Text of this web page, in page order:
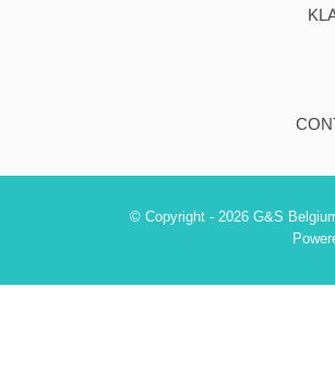
© Copyright - 2026 G&S